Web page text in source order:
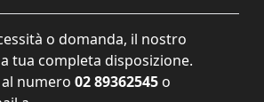
o domanda, il nostro
tua completa disposizione.
numero 02 89362545 o